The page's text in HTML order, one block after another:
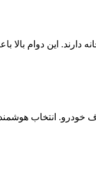
دارند. این دوام
انتخاب